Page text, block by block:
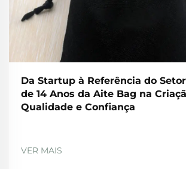
Da Startup à Referência do
de 14 Anos da Aite Bag na
Qualidade e Confiança
VER MAIS